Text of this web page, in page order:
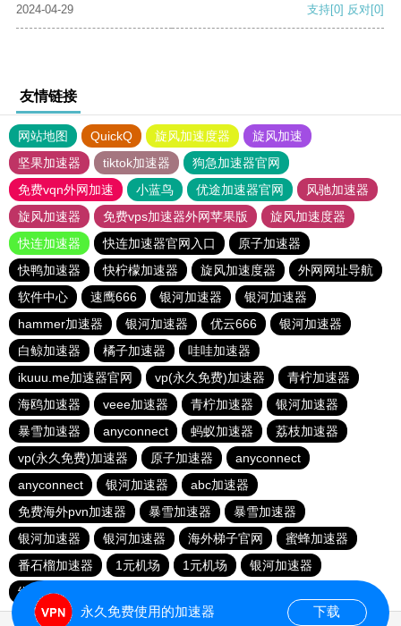
2024-04-29
支持[0] 反对[0]
友情链接
网站地图 QuickQ 旋风加速度器
旋风加速
坚果加速器
tiktok加速器
狗急加速器官网
免费vqn外网加速
小蓝鸟 优途加速器官网
风驰加速器
旋风加速器
免费vps加速器外网苹果版
旋风加速度器
快连加速器
快连加速器官网入口
原子加速器
快鸭加速器
快柠檬加速器 旋风加速度器
外网网址导航
软件中心
速鹰666 银河加速器
银河加速器
hammer加速器
银河加速器 优云666
银河加速器
白鲸加速器
橘子加速器
哇哇加速器
ikuuu.me加速器官网
vp(永久免费)加速器
青柠加速器
海鸥加速器
veee加速器 青柠加速器
银河加速器
暴雪加速器
anyconnect 蚂蚁加速器
荔枝加速器
vp(永久免费)加速器
原子加速器
anyconnect
anyconnect
银河加速器
abc加速器
免费海外pvn加速器
暴雪加速器
暴雪加速器
银河加速器
银河加速器 海外梯子官网
蜜蜂加速器
番石榴加速器
1元机场 1元机场
银河加速器
纵云梯加速器
永久免费使用的加速器 下载